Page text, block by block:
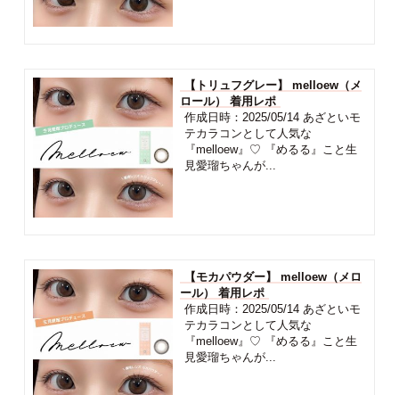
【トリュフグレー】 melloew（メ
ロール） 着用レポ
作成日時：2025/05/14 あざといモ
テカラコンとして人気な
『melloew』♡ 『めるる』こと生
見愛瑠ちゃんが...
【モカパウダー】 melloew（メロ
ール） 着用レポ
作成日時：2025/05/14 あざといモ
テカラコンとして人気な
『melloew』♡ 『めるる』こと生
見愛瑠ちゃんが...